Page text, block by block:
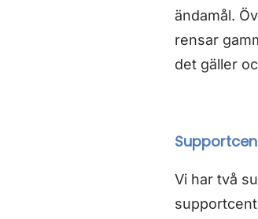
ändamål.
rensar
det gäller
Vi har två